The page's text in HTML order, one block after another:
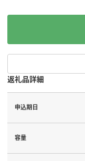
返礼品詳細
申込期日
容量